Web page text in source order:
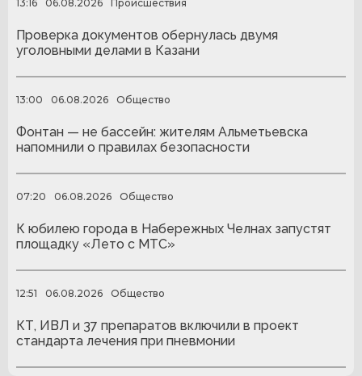
13:16 06.08.2026 Происшествия
Проверка документов обернулась двумя
уголовными делами в Казани
13:00 06.08.2026 Общество
Фонтан — не бассейн: жителям Альметьевска
напомнили о правилах безопасности
07:20 06.08.2026 Общество
К юбилею города в Набережных Челнах запустят
площадку «Лето с МТС»
12:51 06.08.2026 Общество
КТ, ИВЛ и 37 препаратов включили в проект
стандарта лечения при пневмонии